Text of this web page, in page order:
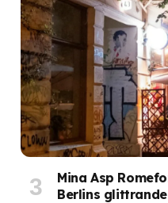
Mina Asp
Berlins